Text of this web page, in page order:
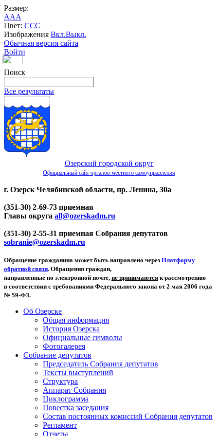
Размер:
AAA
Цвет: CCC
Изображения Вкл.Выкл.
Обычная версия сайта
Войти
Поиск
Все результаты
Озерский городской округ
Официальный сайт органов местного самоуправления
г. Озерск Челябинской области, пр. Ленина, 30а
(351-30) 2-69-73 приемная
Главы округа all@ozerskadm.ru
(351-30) 2-55-31 приемная Собрания депутатов
sobranie@ozerskadm.ru
Обращение гражданина может быть направлено через Платформу
обратной связи. Обращения граждан,
направленные по электронной почте, не принимаются к рассмотрению
в соответствии с требованиями Федерального закона от 2 мая 2006 года
№ 59-ФЗ.
Об Озерске
Общая информация
История Озерска
Официальные символы
Фотогалерея
Собрание депутатов
Председатель Собрания депутатов
Тексты выступлений
Структура
Аппарат Собрания
Циклограмма
Повестка заседания
Состав постоянных комиссий Собрания депутатов
Регламент
Отчеты